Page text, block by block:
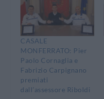
CASALE
MONFERRATO: Pier
Paolo Cornaglia e
Fabrizio Carpignano
premiati
dall’assessore Riboldi